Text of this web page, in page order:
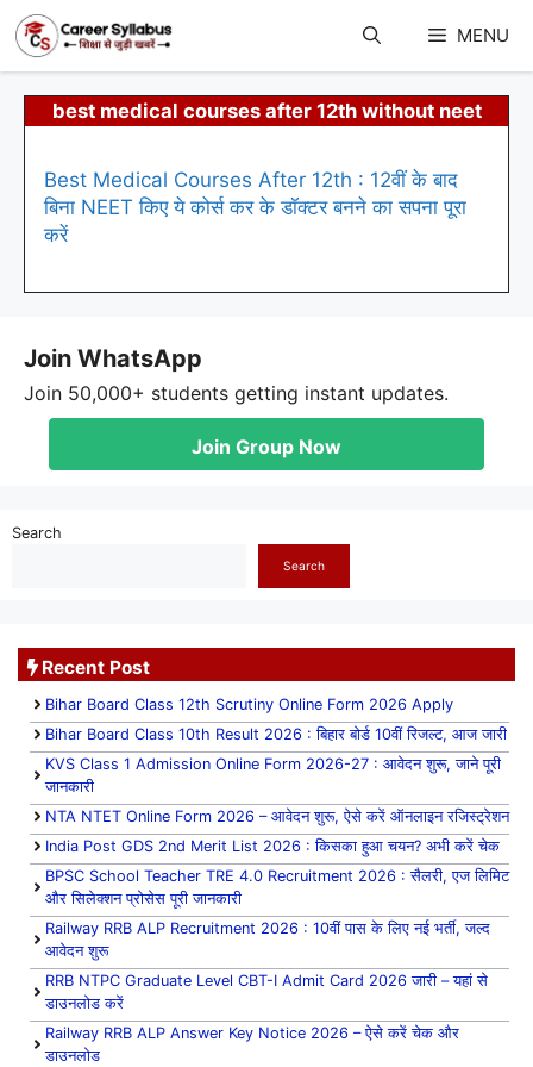
content
MENU
best medical courses after 12th without neet
Best Medical Courses After 12th : 12वीं के बाद
बिना NEET किए ये कोर्स कर के डॉक्टर बनने का सपना पूरा
करें
Join WhatsApp
Join 50,000+ students getting instant updates.
Join Group Now
Search
Search
Recent Post
Bihar Board Class 12th Scrutiny Online Form 2026 Apply
Bihar Board Class 10th Result 2026 : बिहार बोर्ड 10वीं रिजल्ट, आज जारी
KVS Class 1 Admission Online Form 2026-27 : आवेदन शुरू, जाने पूरी
जानकारी
NTA NTET Online Form 2026 – आवेदन शुरू, ऐसे करें ऑनलाइन रजिस्ट्रेशन
India Post GDS 2nd Merit List 2026 : किसका हुआ चयन? अभी करें चेक
BPSC School Teacher TRE 4.0 Recruitment 2026 : सैलरी, एज लिमिट
और सिलेक्शन प्रोसेस पूरी जानकारी
Railway RRB ALP Recruitment 2026 : 10वीं पास के लिए नई भर्ती, जल्द
आवेदन शुरू
RRB NTPC Graduate Level CBT-I Admit Card 2026 जारी – यहां से
डाउनलोड करें
Railway RRB ALP Answer Key Notice 2026 – ऐसे करें चेक और
डाउनलोड